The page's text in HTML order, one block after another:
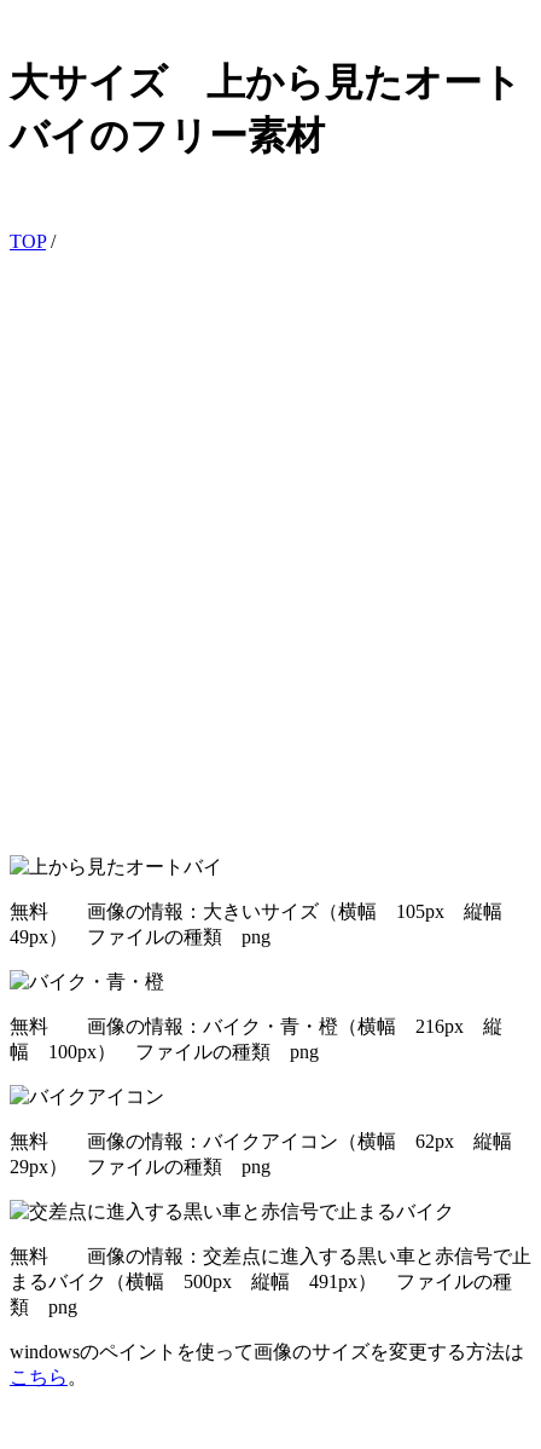
大サイズ 上から見たオート
バイのフリー素材
TOP/
無料 画像の情報：大きいサイズ（横幅 105px 縦幅
49px） ファイルの種類 png
無料 画像の情報：バイク・青・橙（横幅 216px 縦
幅 100px） ファイルの種類 png
無料 画像の情報：バイクアイコン（横幅 62px 縦幅
29px） ファイルの種類 png
無料 画像の情報：交差点に進入する黒い車と赤信号で止
まるバイク（横幅 500px 縦幅 491px） ファイルの種
類 png
windowsのペイントを使って画像のサイズを変更する方法は
こちら 。